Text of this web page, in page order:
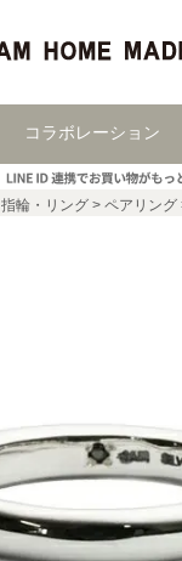
コラボレーション
指輪・リング ペアリング